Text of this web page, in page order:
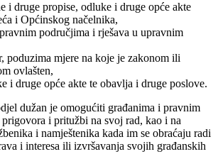
i druge propise, odluke i druge opće akte
i Općinskog načelnika,
područjima i rješava u upravnim
poduzima mjere na koje je zakonom ili
ovlašten,
i druge opće akte te obavlja i druge poslove.
dužan je omogućiti građanima i pravnim
prigovora i pritužbi na svoj rad, kao i na
i namještenika kada im se obraćaju radi
i interesa ili izvršavanja svojih građanskih